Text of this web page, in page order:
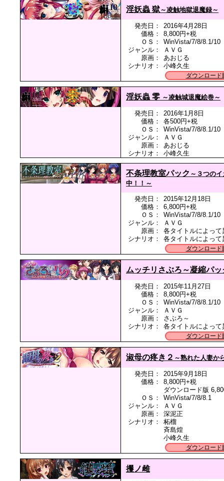
淫妖蟲 獄～凌触地獄退魔録～
発売日：
2016年4月28日
価格：
8,800円+税
ＯＳ：
WinVista/7/8/8.1/10
ジャンル：
ＡＶＧ
原画：
あおじる
シナリオ：
小峰久生
ダウンロード
淫妖蟲 零 ～凌触城退魔絵巻～
発売日：
2016年1月8日
価格：
各500円+税
ＯＳ：
WinVista/7/8/8.1/10
ジャンル：
ＡＶＧ
原画：
あおじる
シナリオ：
小峰久生
不条理教室パック ～３つの
中！！～
発売日：
2015年12月18日
価格：
6,800円+税
ＯＳ：
WinVista/7/8/8.1/10
ジャンル：
ＡＶＧ
原画：
各タイトルによって
シナリオ：
各タイトルによって
ダウンロード
ムッチリさぶろ～凝縮パッ
発売日：
2015年11月27日
価格：
8,800円+税
ＯＳ：
WinVista/7/8/8.1/10
ジャンル：
ＡＶＧ
原画：
さぶろ～
シナリオ：
各タイトルによって
ダウンロード
淑母の疼き２ ～熟れた人妻か
発売日：
2015年9月18日
価格：
8,800円+税
ダウンロード版
ＯＳ：
WinVista/7/8/8.1
ジャンル：
ＡＶＧ
原画：
深泥正
シナリオ：
柘榴
斉島煌
小峰久生
ダウンロード
攫ノ雌